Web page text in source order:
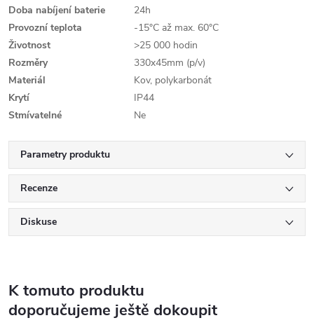
Doba nabíjení baterie
24h
Provozní teplota
-15°C až max. 60°C
Životnost
>25 000 hodin
Rozměry
330x45mm (p/v)
Materiál
Kov, polykarbonát
Krytí
IP44
Stmívatelné
Ne
Parametry produktu
Recenze
Diskuse
K tomuto produktu
doporučujeme ještě dokoupit